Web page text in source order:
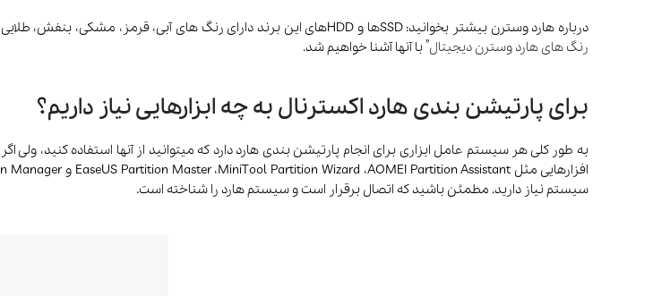
درباره هارد وسترن بیشتر بخوانید: SSDها و HDDهای این برند دارای رنگ های آبی، قرمز، مشکی، بنفش، طلایی و سبز هستند که هر کدام از این رنگ ها معنی مخصوص به خود را دارند که در مقاله “
رنگ های هارد وسترن دیجیتال” با آنها آشنا خواهیم شد.
برای پارتیشن بندی هارد اکسترنال به چه ابزارهایی نیاز داریم؟
به طور کلی هر سیستم عامل ابزاری برای انجام پارتیشن بندی هارد دارد که میتوانید از آنها استفاده کنید، ولی
سیستم نیاز دارید. مطمئن باشید که اتصال برقرار است و سیستم هارد را شناخته است.